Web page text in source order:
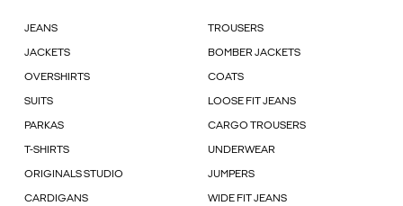
JEANS TROUSERS
JACKETS BOMBER JACKETS
OVERSHIRTS COATS
SUITS LOOSE FIT JEANS
PARKAS CARGO TROUSERS
T-SHIRTS UNDERWEAR
ORIGINALS STUDIO JUMPERS
CARDIGANS WIDE FIT JEANS